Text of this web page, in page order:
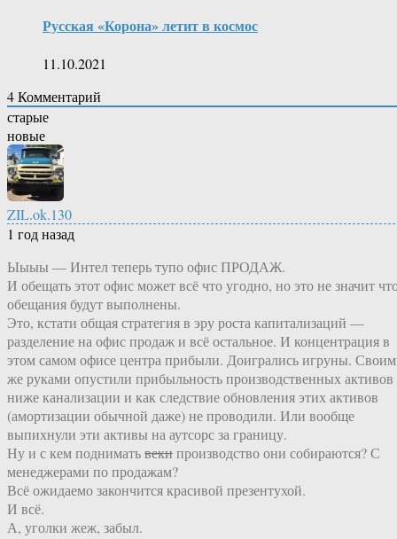
Русская «Корона» летит в космос
11.10.2021
4Комментарий
старые
новые
ZIL.ok.130
1 год назад
Ыыыы — Интел теперь тупо офис ПРОДАЖ.
И обещать этот офис может всё что угодно, но это не значит
обещания будут выполнены.
Это, кстати общая стратегия в эру роста капитализаций —
разделение на офис продаж и всё остальное. И концентрация в
этом самом офисе центра прибыли. Доигрались игруны.
же руками опустили прибыльность производственных активов
ниже канализации и как следствие обновления этих активов
(амортизации обычной даже) не проводили. Или вообще
выпихнули эти активы на аутсорс за границу.
Ну и с кем подниматьвекипроизводство они собираются? С
менеджерами по продажам?
Всё ожидаемо закончится красивой презентухой.
И всё.
А, уголки жеж, забыл.